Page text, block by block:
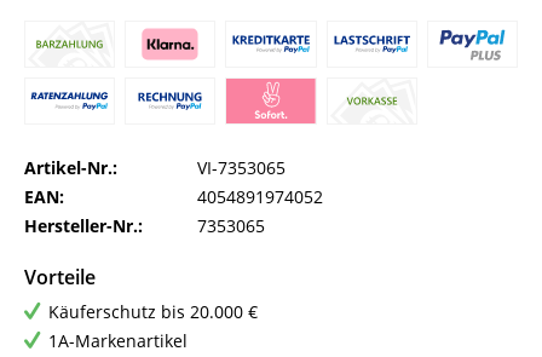
Artikel-Nr.:
VI-7353065
EAN:
4054891974052
Hersteller-Nr.:
7353065
Vorteile
Käuferschutz bis 20.000 €
1A-Markenartikel